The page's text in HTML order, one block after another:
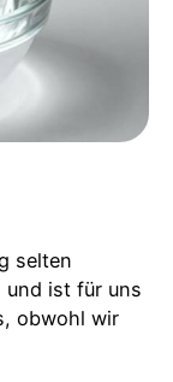
selten
und ist für uns
obwohl wir